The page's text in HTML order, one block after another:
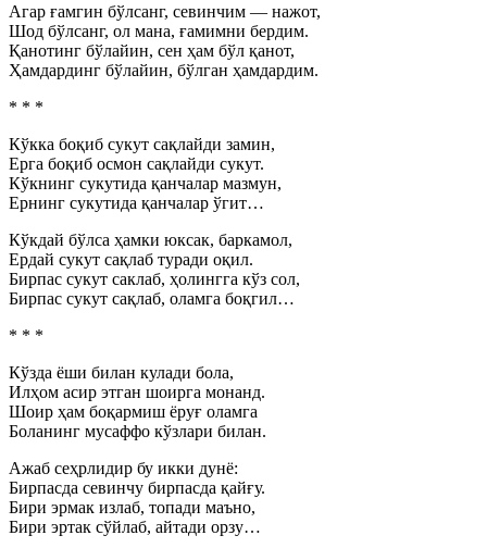
Агар ғамгин бўлсанг, севинчим — нажот,
Шод бўлсанг, ол мана, ғамимни бердим.
Қанотинг бўлайин, сен ҳам бўл қанот,
Ҳамдардинг бўлайин, бўлган ҳамдардим.
* * *
Кўкка боқиб сукут сақлайди замин,
Ерга боқиб осмон сақлайди сукут.
Кўкнинг сукутида қанчалар мазмун,
Ернинг сукутида қанчалар ўгит…
Кўкдай бўлса ҳамки юксак, баркамол,
Ердай сукут сақлаб туради оқил.
Бирпас сукут саклаб, ҳолингга кўз сол,
Бирпас сукут сақлаб, оламга боқгил…
* * *
Кўзда ёши билан кулади бола,
Илҳом асир этган шоирга монанд.
Шоир ҳам боқармиш ёруғ оламга
Боланинг мусаффо кўзлари билан.
Ажаб сеҳрлидир бу икки дунё:
Бирпасда севинчу бирпасда қайғу.
Бири эрмак излаб, топади маъно,
Бири эртак сўйлаб, айтади орзу…